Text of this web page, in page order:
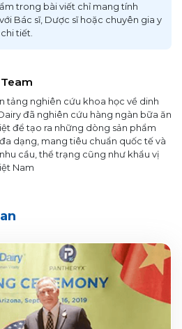
trong bài viết chỉ mang tính
Bác sĩ, Dược sĩ hoặc chuyên gia y
tiết.
tảng nghiên cứu khoa học về dinh
đã nghiên cứu hàng ngàn bữa ăn
để tạo ra những dòng sản phẩm
dạng, mang tiêu chuẩn quốc tế và
cầu, thể trạng cũng như khẩu vị
Nam